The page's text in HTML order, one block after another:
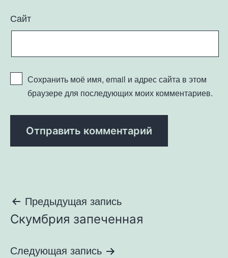
Сайт
Сохранить моё имя, email и адрес сайта в этом
браузере для последующих моих комментариев.
Навигация
по
записям
Предыдущая запись
Скумбрия запеченная
Следующая запись